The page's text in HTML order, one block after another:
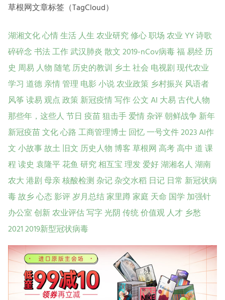
草根网文章标签（TagCloud）
湖湘文化心情生活人生农业研究修心职场农业YY诗歌
碎碎念书法工作武汉肺炎散文2019-nCov病毒福易经历
史 周易人物随笔历史的教训 乡土社会 电视剧现代农业
学习 道德亲情管理电影小说农业政策乡村振兴风语者
风筝读易观点政策新冠疫情写作公文AI 大易古代人物
那些年，这些人节日 疫苗狙击手爱情杂评朝鲜战争新年
新冠疫苗文化心路工商管理博士回忆一号文件2023AI作
文小故事故土旧文 历史人物博客草根网高考高中 道课
程读史袁隆平花鱼研究相互宝理发爱好湖湘名人湖南
农大港剧母亲核酸检测杂记杂交水稻 日记 日常 新冠状病
毒故乡心态影评岁月总结家里蹲家庭 天命 国学 加强针
办公室创新农业评估写字光阴传统价值观人才乡愁
20212019新型冠状病毒